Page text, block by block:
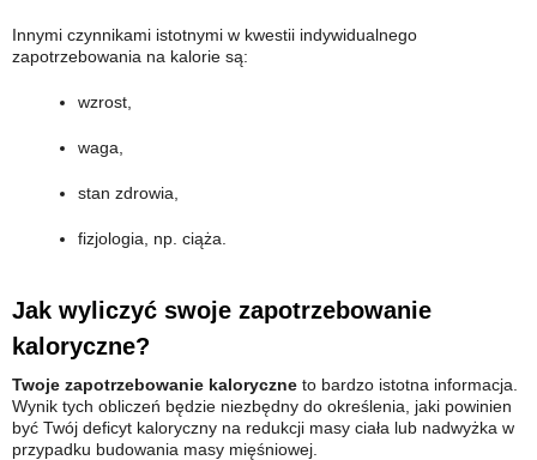
Innymi czynnikami istotnymi w kwestii indywidualnego
zapotrzebowania na kalorie są:
wzrost,
waga,
stan zdrowia,
fizjologia, np. ciąża.
Jak wyliczyć swoje zapotrzebowanie
kaloryczne?
Twoje zapotrzebowanie kaloryczne to bardzo istotna informacja.
Wynik tych obliczeń będzie niezbędny do określenia, jaki powinien
być Twój deficyt kaloryczny na redukcji masy ciała lub nadwyżka w
przypadku budowania masy mięśniowej.